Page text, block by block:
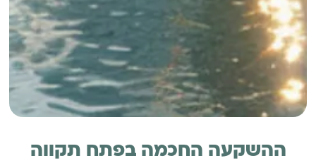
ההשקעה החכמה בפתח תקווה